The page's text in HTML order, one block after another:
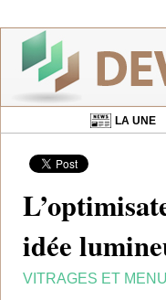
LA UNE
idée
VITRAGES ET